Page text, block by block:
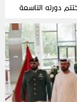
دورته التاسعة